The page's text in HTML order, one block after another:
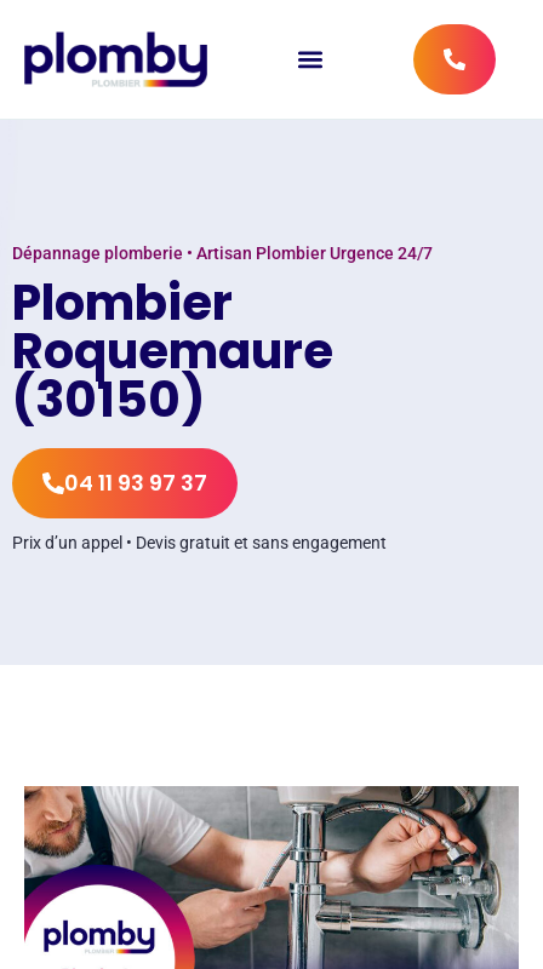
Dépannage plomberie • Artisan Plombier Urgence 24/7
Plombier
Roquemaure
(30150)
04 11 93 97 37
Prix d’un appel • Devis gratuit et sans engagement